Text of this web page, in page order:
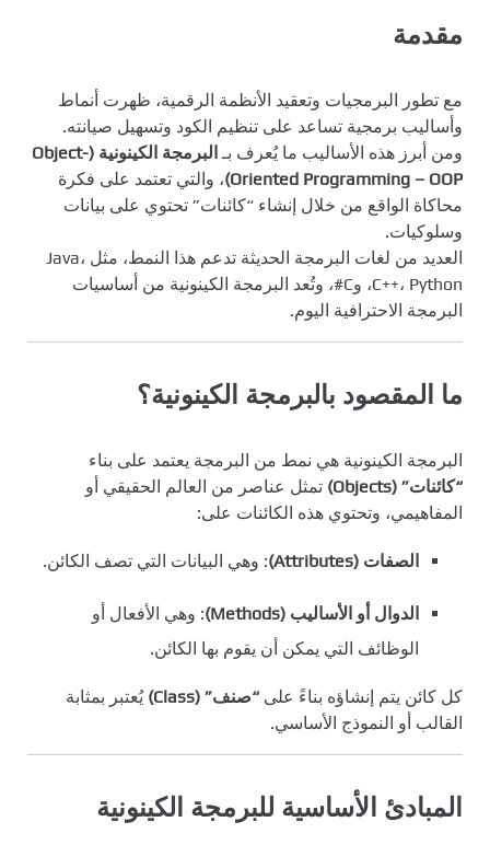
مقدمة
مع تطور البرمجيات وتعقيد الأنظمة الرقمية، ظهرت أنماط
وأساليب برمجية تساعد على تنظيم الكود وتسهيل صيانته.
ومن أبرز هذه الأساليب ما يُعرف بـ
البرمجة الكينونية (Object-
Oriented Programming – OOP) ، والتي تعتمد على فكرة
محاكاة الواقع من خلال إنشاء “كائنات” تحتوي على بيانات
وسلوكيات.
العديد من لغات البرمجة الحديثة تدعم هذا النمط، مثل Java،
C++، Python، وC#، وتُعد البرمجة الكينونية من أساسيات
البرمجة الاحترافية اليوم.
ما المقصود بالبرمجة الكينونية؟
البرمجة الكينونية هي نمط من البرمجة يعتمد على بناء
“كائنات” (Objects)
تمثل عناصر من العالم الحقيقي أو
المفاهيمي، وتحتوي هذه الكائنات على:
الصفات (Attributes) : وهي البيانات التي تصف الكائن.
الدوال أو الأساليب (Methods)
: وهي الأفعال أو
الوظائف التي يمكن أن يقوم بها الكائن.
كل كائن يتم إنشاؤه بناءً على “صنف” (Class)
يُعتبر بمثابة
القالب أو النموذج الأساسي.
المبادئ الأساسية للبرمجة الكينونية